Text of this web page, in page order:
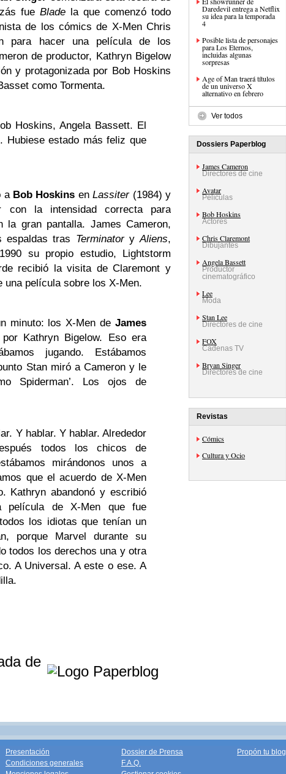
fue Blade la que comenzó todo
de los cómics de X-Men Chris
para hacer una película de los
de productor, Kathryn Bigelow
y protagonizada por Bob Hoskins
como Tormenta.
Hoskins, Angela Bassett. El
Hubiese estado más feliz que
a Bob Hoskins enLassiter(1984) y
la intensidad correcta para
la gran pantalla. James Cameron,
espaldas tras TerminatoryAliens,
su propio estudio, Lightstorm
recibió la visita de Claremont y
una película sobre los X-Men.
minuto: los X-Men de James
Kathryn Bigelow. Eso era
jugando. Estábamos
Stan miró a Cameron y le
Spiderman’. Los ojos de
Y hablar. Y hablar. Alrededor
todos los chicos de
mirándonos unos a
que el acuerdo de X-Men
Kathryn abandonó y escribió
película de X-Men que fue
los idiotas que tenían un
porque Marvel durante su
todos los derechos una y otra
A Universal. A este o ese. A
de
Daredevil entrega a Netflix
su idea para la temporada
4
Posible lista de personajes
para Los Eternos,
incluidas algunas
sorpresas
Age of Man traerá títulos
de un universo X
alternativo en febrero
Ver todos
Dossiers Paperblog
James Cameron
Directores de cine
Avatar
Películas
Bob Hoskins
Actores
Chris Claremont
Dibujantes
Angela Bassett
Productor
cinematográfico
Lee
Moda
Stan Lee
Directores de cine
FOX
Cadenas TV
Bryan Singer
Directores de cine
Revistas
Cómics
Cultura y Ocio
Presentación
Condiciones generales
Dossier de Prensa
F.A.Q.
Propón tu blog